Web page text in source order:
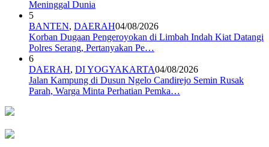
Meninggal Dunia
5
BANTEN, DAERAH04/08/2026
Korban Dugaan Pengeroyokan di Limbah Indah Kiat Datangi
Polres Serang, Pertanyakan Pe…
6
DAERAH, DI YOGYAKARTA04/08/2026
Jalan Kampung di Dusun Ngelo Candirejo Semin Rusak
Parah, Warga Minta Perhatian Pemka…